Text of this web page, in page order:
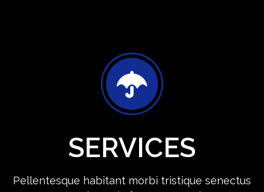
SERVICES
Pellentesque habitant morbi tristique senectus